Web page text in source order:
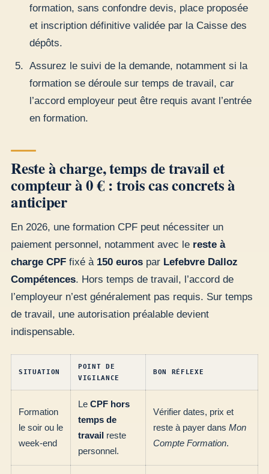
formation, sans confondre devis, place proposée
et inscription définitive validée par la Caisse des
dépôts.
Assurez le suivi de la demande, notamment si la
formation se déroule sur temps de travail, car
l’accord employeur peut être requis avant l’entrée
en formation.
Reste à charge, temps de travail et
compteur à 0 € : trois cas concrets à
anticiper
En 2026, une formation CPF peut nécessiter un
paiement personnel, notamment avec le reste à
charge CPF fixé à 150 euros par Lefebvre Dalloz
Compétences. Hors temps de travail, l’accord de
l’employeur n’est généralement pas requis. Sur temps
de travail, une autorisation préalable devient
indispensable.
SITUATION
POINT DE
VIGILANCE
BON RÉFLEXE
Formation
le soir ou le
week-end
Le CPF hors
temps de
travail reste
personnel.
Vérifier dates, prix et
reste à payer dans Mon
Compte Formation.